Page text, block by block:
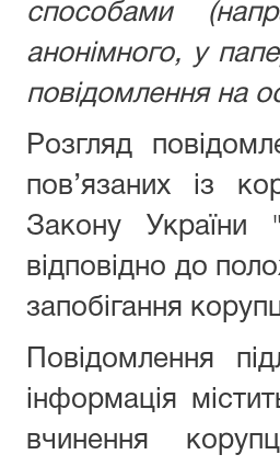
способами
анонімного, у
повідомлення на
Розгляд
пов’язаних із
Закону України
відповідно до
запобігання
Повідомлення
інформація
вчинення